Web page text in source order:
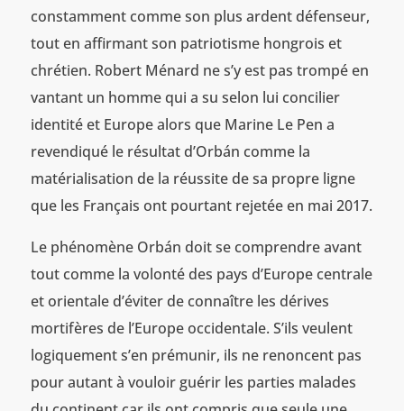
constamment comme son plus ardent défenseur,
tout en affirmant son patriotisme hongrois et
chrétien. Robert Ménard ne s’y est pas trompé en
vantant un homme qui a su selon lui concilier
identité et Europe alors que Marine Le Pen a
revendiqué le résultat d’Orbán comme la
matérialisation de la réussite de sa propre ligne
que les Français ont pourtant rejetée en mai 2017.
Le phénomène Orbán doit se comprendre avant
tout comme la volonté des pays d’Europe centrale
et orientale d’éviter de connaître les dérives
mortifères de l’Europe occidentale. S’ils veulent
logiquement s’en prémunir, ils ne renoncent pas
pour autant à vouloir guérir les parties malades